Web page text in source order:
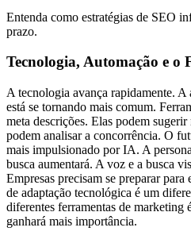
Entenda como estratégias de SEO
prazo.
Tecnologia, Automação e o
A tecnologia avança rapidamente. A
está se tornando mais comum.
meta descrições. Elas podem
podem analisar a concorrência. O
mais impulsionado por IA. A
busca aumentará. A voz e a busca
Empresas precisam se preparar para
de adaptação tecnológica é um
diferentes ferramentas de marketing
ganhará mais importância.